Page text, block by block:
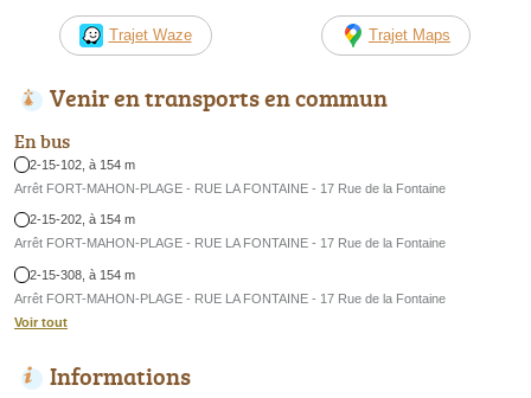
Trajet Waze Trajet Maps
Venir en transports en commun
En bus
2-15-102, à 154 m
Arrêt FORT-MAHON-PLAGE - RUE LA FONTAINE - 17 Rue de la Fontaine
2-15-202, à 154 m
Arrêt FORT-MAHON-PLAGE - RUE LA FONTAINE - 17 Rue de la Fontaine
2-15-308, à 154 m
Arrêt FORT-MAHON-PLAGE - RUE LA FONTAINE - 17 Rue de la Fontaine
Voir tout
Informations